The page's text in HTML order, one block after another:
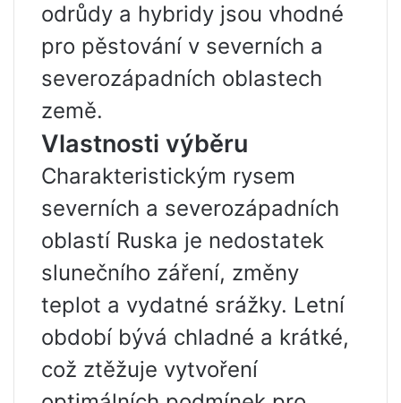
odrůdy a hybridy jsou vhodné
pro pěstování v severních a
severozápadních oblastech
země.
Vlastnosti výběru
Charakteristickým rysem
severních a severozápadních
oblastí Ruska je nedostatek
slunečního záření, změny
teplot a vydatné srážky. Letní
období bývá chladné a krátké,
což ztěžuje vytvoření